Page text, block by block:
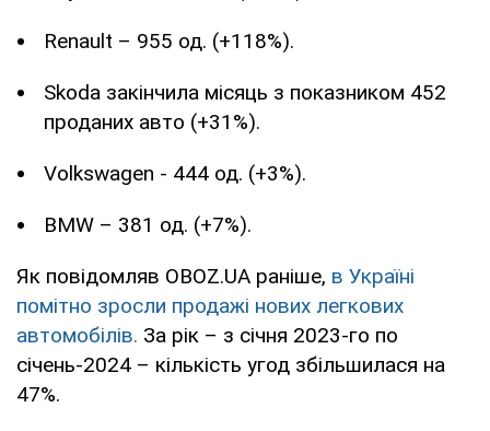
Renault – 955 од. (+118%).
Skoda закінчила місяць з показником 452
проданих авто (+31%).
Volkswagen - 444 од. (+3%).
BMW – 381 од. (+7%).
Як повідомляв OBOZ.UA раніше, в Україні
помітно зросли продажі нових легкових
автомобілів. За рік – з січня 2023-го по
січень-2024 – кількість угод збільшилася на
47%.